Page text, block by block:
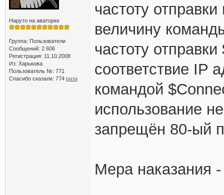
Наруто на аваторке
Группа: Пользователи
Сообщений: 2 606
Регистрация: 11.10.2008
Из: Харькова
Пользователь №: 771
Спасибо сказали: 774 раза
частоту
величину
частоту
соответствие IP
командой
использование
запрещён 80-ый
Мера наказания